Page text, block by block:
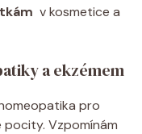
⁣ v ​kosmetice a
‌a ekzémem
pro
⁤pocity. Vzpomínám